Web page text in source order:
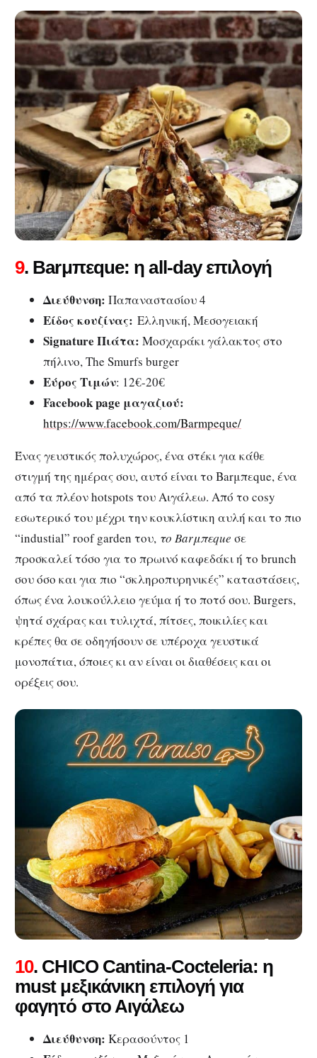
9. Barμπεque: η all-day επιλογή
Διεύθυνση: Παπαναστασίου 4
Είδος κουζίνας: Ελληνική, Μεσογειακή
Signature Πιάτα: Μοσχαράκι γάλακτος στο
πήλινο, The Smurfs burger
Εύρος Τιμών: 12€-20€
Facebook page μαγαζιού:
https://www.facebook.com/Barmpeque/
Ένας γευστικός πολυχώρος, ένα στέκι για κάθε
στιγμή της ημέρας σου, αυτό είναι το Barμπεque, ένα
από τα πλέον hotspots του Αιγάλεω. Από το cosy
εσωτερικό του μέχρι την κουκλίστικη αυλή και το πιο
“industial” roof garden του, το Barμπεque σε
προσκαλεί τόσο για το πρωινό καφεδάκι ή το brunch
σου όσο και για πιο “σκληροπυρηνικές” καταστάσεις,
όπως ένα λουκούλλειο γεύμα ή το ποτό σου. Burgers,
ψητά σχάρας και τυλιχτά, πίτσες, ποικιλίες και
κρέπες θα σε οδηγήσουν σε υπέροχα γευστικά
μονοπάτια, όποιες κι αν είναι οι διαθέσεις και οι
ορέξεις σου.
10. CHICO Cantina-Cocteleria: η
must μεξικάνικη επιλογή για
φαγητό στο Αιγάλεω
Διεύθυνση: Κερασούντος 1